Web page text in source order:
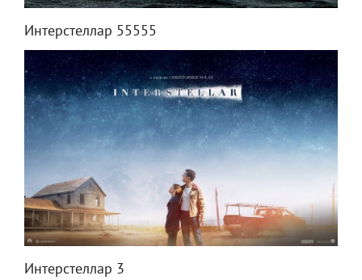
Интерстеллар 55555
Интерстеллар 3